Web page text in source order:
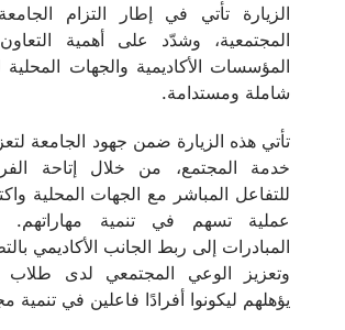
الزيارة تأتي في إطار التزام
المجتمعية، وشدّد على أهمية
المؤسسات الأكاديمية والجهات المحلية
شاملة ومستدامة.
تأتي هذه الزيارة ضمن جهود الجامعة
خدمة المجتمع، من خلال إتاحة
للتفاعل المباشر مع الجهات المحلية
عملية تسهم في تنمية
المبادرات إلى ربط الجانب الأكاديمي
يؤهلهم ليكونوا أفرادًا فاعلين في تنمية